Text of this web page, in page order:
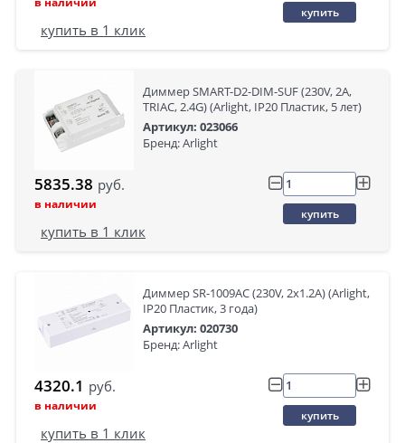
купить
купить в 1 клик
Диммер SMART-D2-DIM-SUF (230V, 2A,
TRIAC, 2.4G) (Arlight, IP20 Пластик, 5 лет)
Артикул: 023066
Бренд: Arlight
5835.38 руб.
в наличии
купить
купить в 1 клик
Диммер SR-1009AC (230V, 2x1.2A) (Arlight,
IP20 Пластик, 3 года)
Артикул: 020730
Бренд: Arlight
4320.1 руб.
в наличии
купить
купить в 1 клик